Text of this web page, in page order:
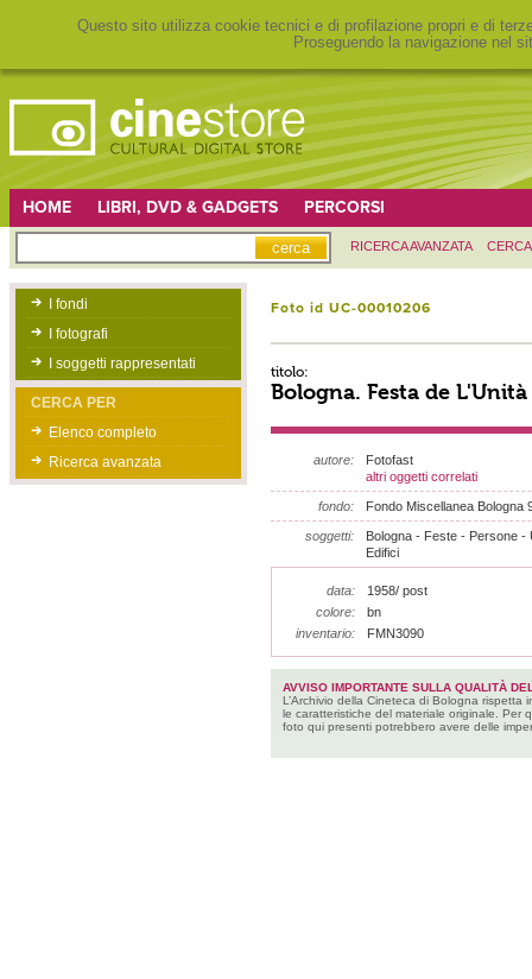
Questo sito utilizza cookie tecnici e di profilazione propri e di
Proseguendo la navigazione nel
HOME LIBRI, DVD & GADGETS PERCORSI
RICERCA AVANZATA
I fondi
I fotografi
I soggetti rappresentati
CERCA PER
Elenco completo
Ricerca avanzata
Foto id UC-00010206
titolo:
Bologna. Festa de L'Unità
autore:
Fotofast
altri oggetti correlati
fondo: Fondo Miscellanea Bologna
soggetti:
Bologna - Feste - Persone -
Edifici
data:
1958/ post
colore:
bn
inventario:
FMN3090
AVVISO IMPORTANTE SULLA QUALITÀ
L’Archivio della Cineteca di Bologna rispetta
le caratteristiche del materiale originale. Per
foto qui presenti potrebbero avere delle